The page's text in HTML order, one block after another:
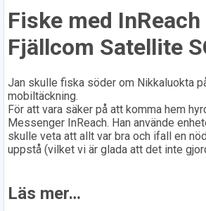
Fiske med
Fjällcom Satellite
Jan skulle fiska söder om Nikkaluokta
mobiltäckning.
För att vara säker på att komma hem
Messenger InReach. Han använde
skulle veta att allt var bra och ifall en
uppstå (vilket vi är glada att det inte
Läs mer…